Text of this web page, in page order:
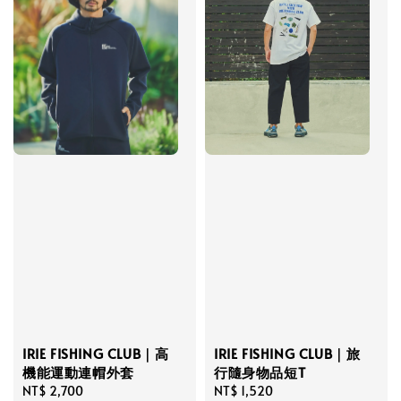
IRIE FISHING CLUB｜高
機能運動連帽外套
Regular
NT$ 2,700
IRIE FISHING CLUB｜旅
行隨身物品短T
Regular
NT$ 1,520